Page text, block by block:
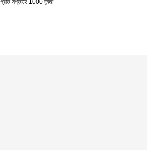
প্রতি সপ্তাহে 1000 টুকরা